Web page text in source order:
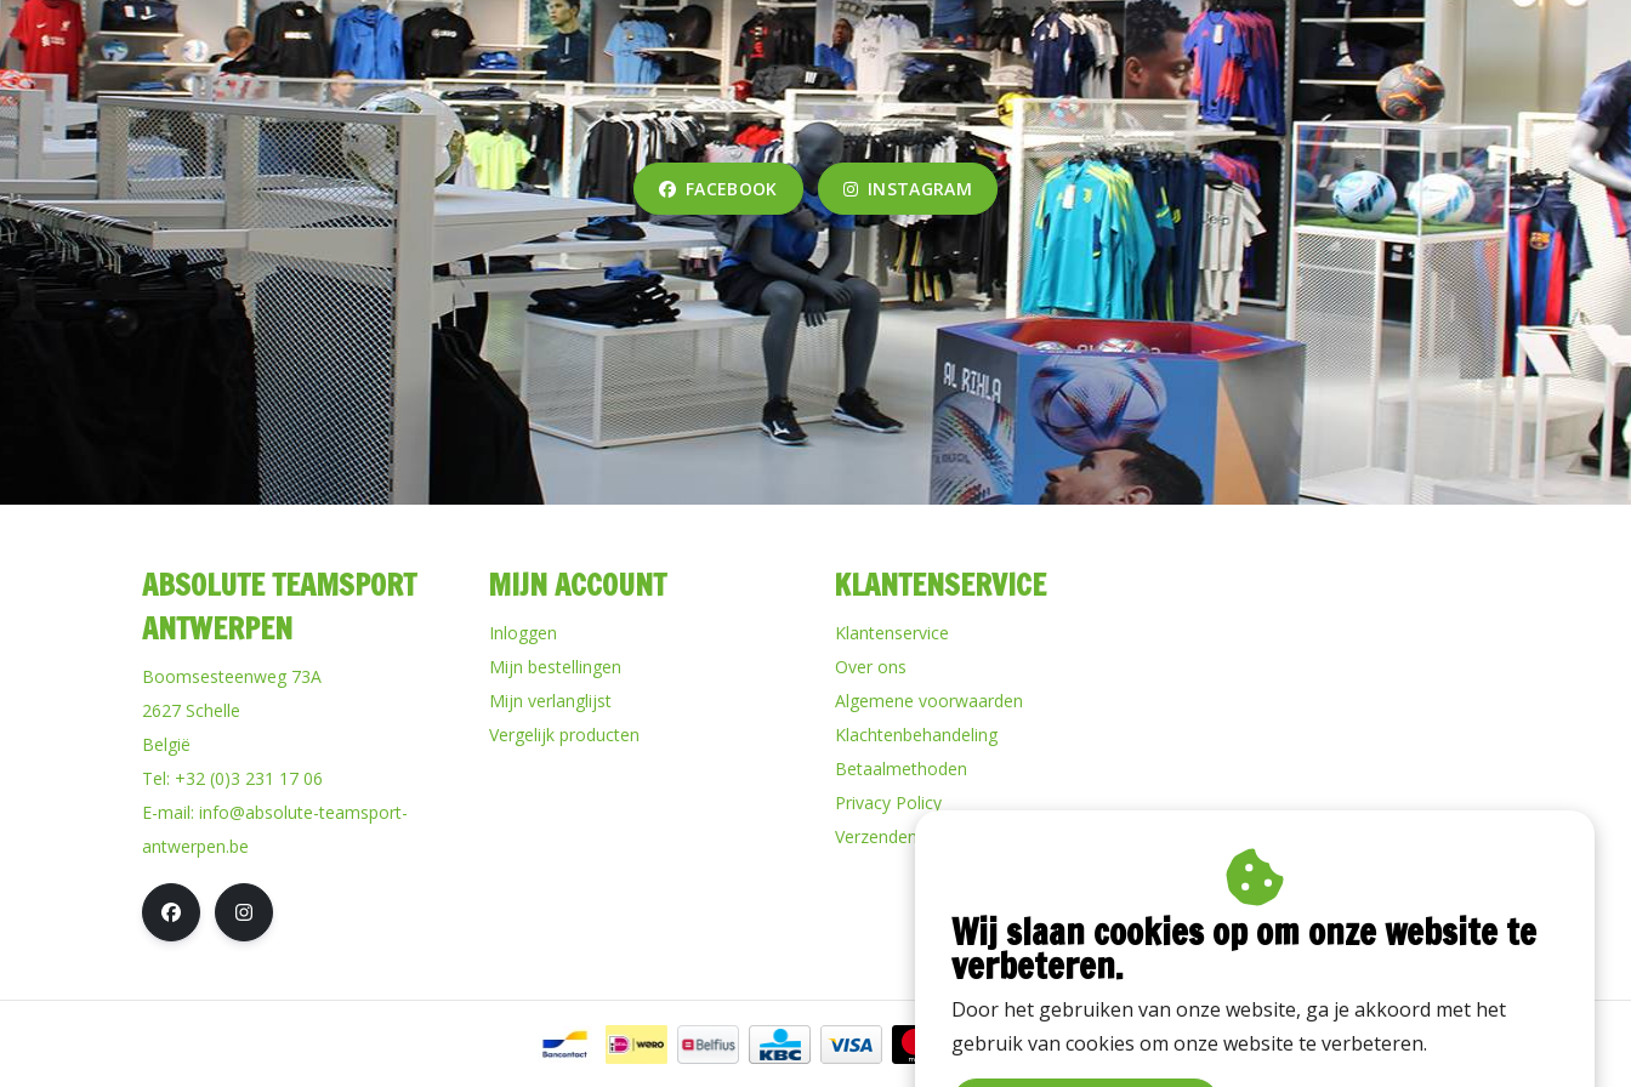
FACEBOOK INSTAGRAM
ABSOLUTE TEAMSPORT
ANTWERPEN
Boomsesteenweg 73A
2627 Schelle
België
Tel: +32 (0)3 231 17 06
E-mail: info@absolute-teamsport-
antwerpen.be
MIJN ACCOUNT
Inloggen
Mijn bestellingen
Mijn verlanglijst
Vergelijk producten
KLANTENSERVICE
Klantenservice
Over ons
Algemene voorwaarden
Klachtenbehandeling
Betaalmethoden
Privacy Policy
Verzenden & retourneren
Wij slaan cookies op om onze website te
verbeteren.
Door het gebruiken van onze website, ga je akkoord met het
gebruik van cookies om onze website te verbeteren.